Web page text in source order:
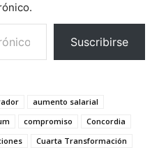
Suscribirse
aumento salarial
compromiso
Concordia
Cuarta Transformación